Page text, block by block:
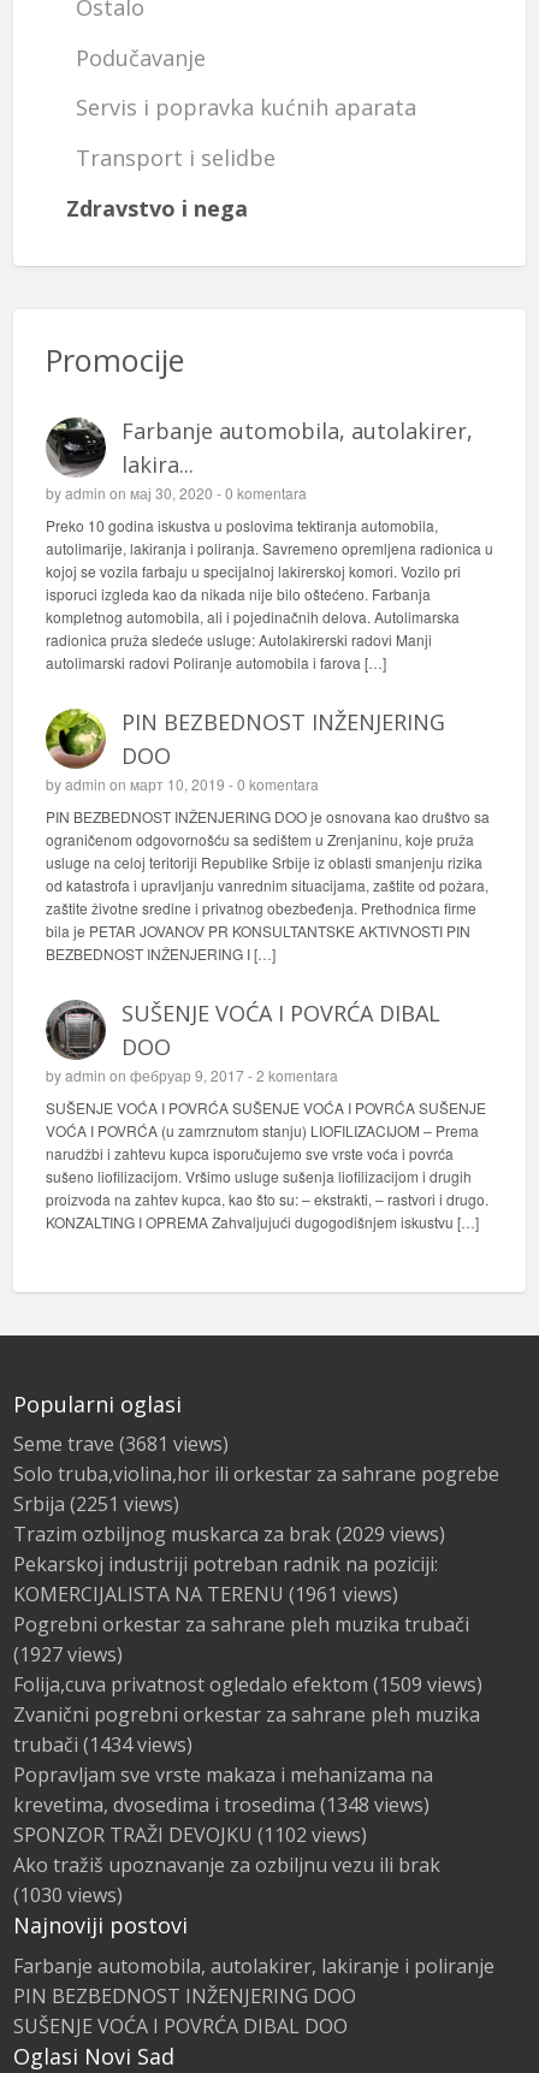
Ostalo
Podučavanje
Servis i popravka kućnih aparata
Transport i selidbe
Zdravstvo i nega
Promocije
Farbanje automobila, autolakirer,
lakira...
byadmin on мај 30, 2020 -0 komentara
Preko 10 godina iskustva u poslovima tektiranja automobila,
autolimarije, lakiranja i poliranja. Savremeno opremljena radionica u
kojoj se vozila farbaju u specijalnoj lakirerskoj komori. Vozilo pri
isporuci izgleda kao da nikada nije bilo oštećeno. Farbanja
kompletnog automobila, ali i pojedinačnih delova. Autolimarska
radionica pruža sledeće usluge: Autolakirerski radovi Manji
autolimarski radovi Poliranje automobila i farova […]
PIN BEZBEDNOST INŽENJERING
DOO
byadmin on март 10, 2019 -0 komentara
PIN BEZBEDNOST INŽENJERING DOO je osnovana kao društvo sa
ograničenom odgovornošću sa sedištem u Zrenjaninu, koje pruža
usluge na celoj teritoriji Republike Srbije iz oblasti smanjenju rizika
od katastrofa i upravljanju vanrednim situacijama, zaštite od požara,
zaštite životne sredine i privatnog obezbeđenja. Prethodnica firme
bila je PETAR JOVANOV PR KONSULTANTSKE AKTIVNOSTI PIN
BEZBEDNOST INŽENJERING I […]
SUŠENJE VOĆA I POVRĆA DIBAL
DOO
byadmin on фебруар 9, 2017 -2 komentara
SUŠENJE VOĆA I POVRĆA SUŠENJE VOĆA I POVRĆA SUŠENJE
VOĆA I POVRĆA (u zamrznutom stanju) LIOFILIZACIJOM – Prema
narudžbi i zahtevu kupca isporučujemo sve vrste voća i povrća
sušeno liofilizacijom. Vršimo usluge sušenja liofilizacijom i drugih
proizvoda na zahtev kupca, kao što su: – ekstrakti, – rastvori i drugo.
KONZALTING I OPREMA Zahvaljujući dugogodišnjem iskustvu […]
Popularni oglasi
Seme trave (3681 views)
Solo truba,violina,hor ili orkestar za sahrane pogrebe
Srbija (2251 views)
Trazim ozbiljnog muskarca za brak(2029 views)
Pekarskoj industriji potreban radnik na poziciji:
KOMERCIJALISTA NA TERENU (1961 views)
Pogrebni orkestar za sahrane pleh muzika trubači
(1927 views)
Folija,cuva privatnost ogledalo efektom (1509 views)
Zvanični pogrebni orkestar za sahrane pleh muzika
trubači (1434 views)
Popravljam sve vrste makaza i mehanizama na
krevetima, dvosedima i trosedima (1348 views)
SPONZOR TRAŽI DEVOJKU (1102 views)
Ako tražiš upoznavanje za ozbiljnu vezu ili brak
(1030 views)
Najnoviji postovi
Farbanje automobila, autolakirer, lakiranje i poliranje
PIN BEZBEDNOST INŽENJERING DOO
SUŠENJE VOĆA I POVRĆA DIBAL DOO
Oglasi Novi Sad